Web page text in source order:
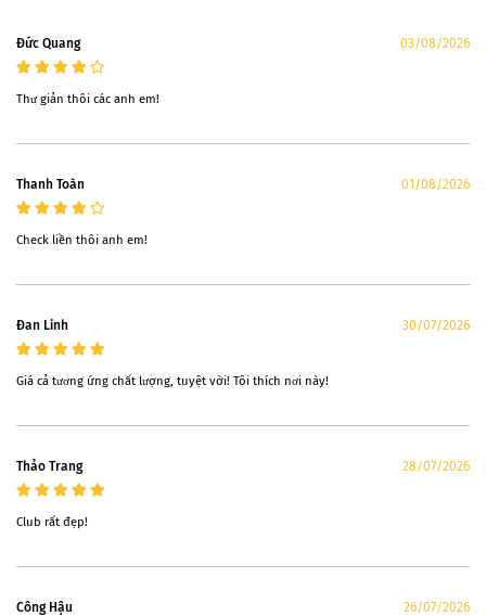
Ðức Quang 03/08/2026
Thư giản thôi các anh em!
Thanh Toàn 01/08/2026
Check liền thôi anh em!
Đan Linh 30/07/2026
Giá cả tương ứng chất lượng, tuyệt vời! Tôi thích nơi này!
Thảo Trang 28/07/2026
Club rất đẹp!
Công Hậu 26/07/2026